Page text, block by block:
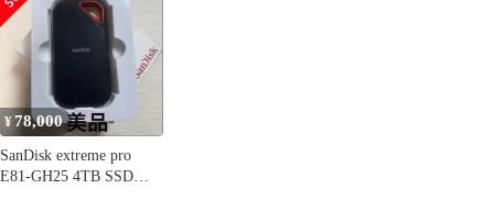
¥78,000
SanDisk extreme pro
E81-GH25 4TB SSD最